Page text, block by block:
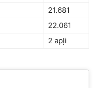
21.681
22.061
2 apļi